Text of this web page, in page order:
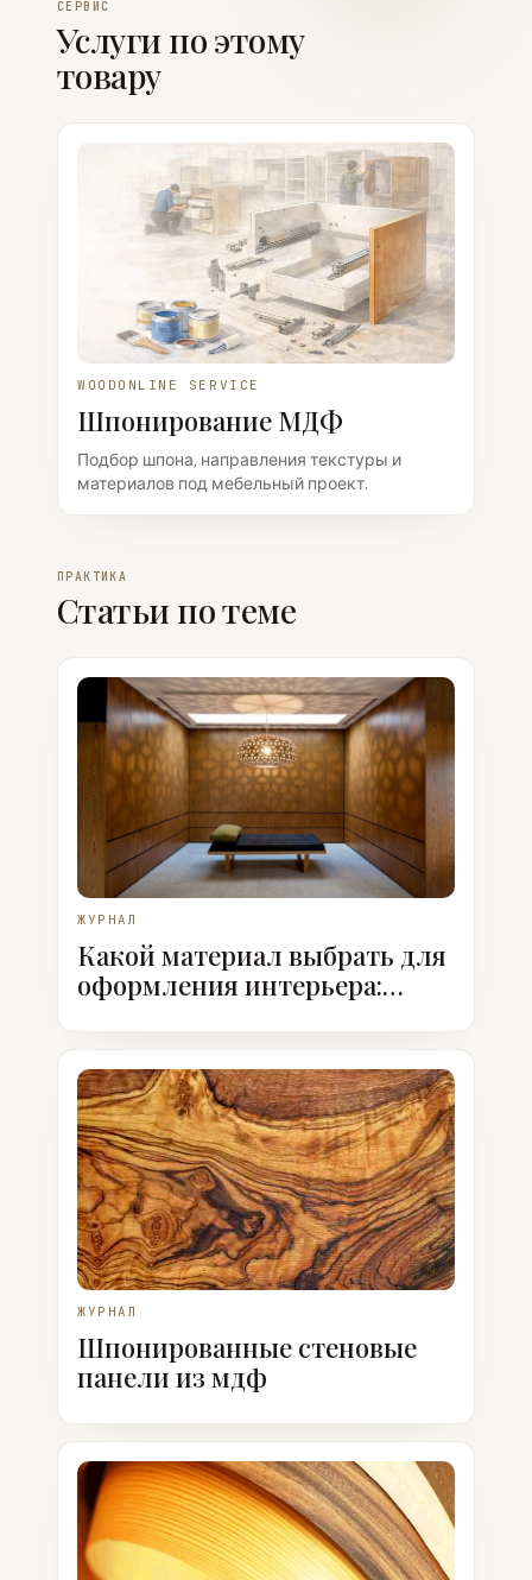
СЕРВИС
Услуги по этому
товару
WOODONLINE SERVICE
Шпонирование МДФ
Подбор шпона, направления текстуры и
материалов под мебельный проект.
ПРАКТИКА
Статьи по теме
ЖУРНАЛ
Какой материал выбрать для
оформления интерьера:
ЖУРНАЛ
Шпонированные стеновые
панели из мдф